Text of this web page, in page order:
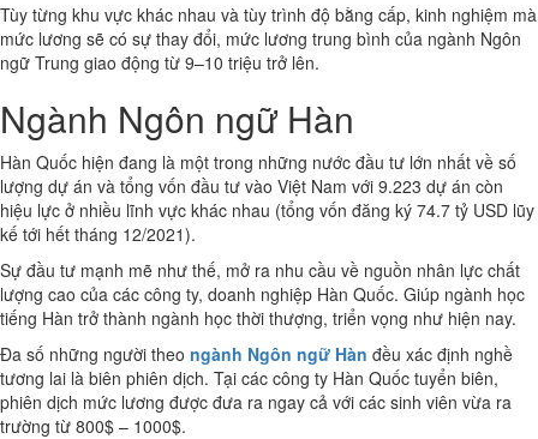
Tùy từng khu vực khác nhau và tùy trình độ bằng cấp, kinh nghiệm mà
mức lương sẽ có sự thay đổi, mức lương trung bình của ngành Ngôn
ngữ Trung giao động từ 9–10 triệu trở lên.
Ngành Ngôn ngữ Hàn
Hàn Quốc hiện đang là một trong những nước đầu tư lớn nhất về số
lượng dự án và tổng vốn đầu tư vào Việt Nam với 9.223 dự án còn
hiệu lực ở nhiều lĩnh vực khác nhau (tổng vốn đăng ký 74.7 tỷ USD lũy
kế tới hết tháng 12/2021).
Sự đầu tư mạnh mẽ như thế, mở ra nhu cầu về nguồn nhân lực chất
lượng cao của các công ty, doanh nghiệp Hàn Quốc. Giúp ngành học
tiếng Hàn trở thành ngành học thời thượng, triển vọng như hiện nay.
Đa số những người theo ngành Ngôn ngữ Hàn đều xác định nghề
tương lai là biên phiên dịch. Tại các công ty Hàn Quốc tuyển biên,
phiên dịch mức lương được đưa ra ngay cả với các sinh viên vừa ra
trường từ 800$ – 1000$.